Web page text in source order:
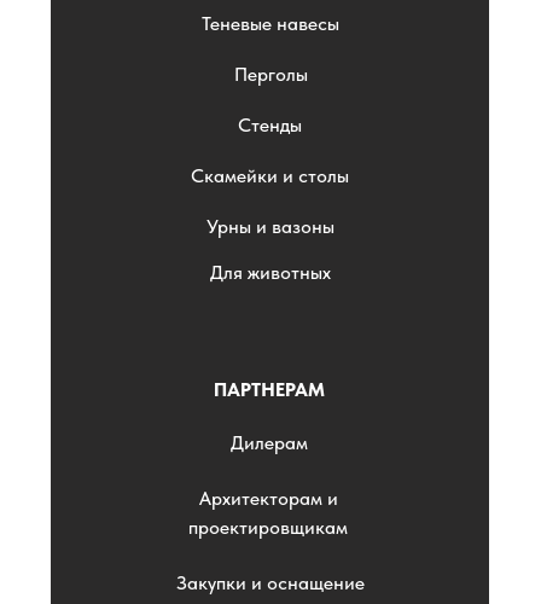
ПАРТНЕРАМ
Архитекторам и
проектировщикам
Дилерам
Закупки и оснащение
Теневые навесы
Перголы
Стенды
Скамейки и столы
Урны и вазоны
Для животных